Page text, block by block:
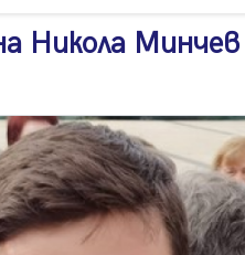
Никола Минчев